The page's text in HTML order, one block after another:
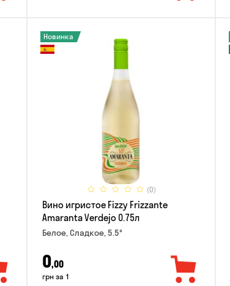
(0)
Новинка
Вино игристое Fizzy Frizzante
Amaranta Verdejo 0.75л
Белое, Сладкое, 5.5°
0,00
грн за 1